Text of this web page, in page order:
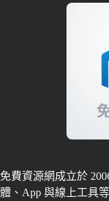
免費資源網成立於
體、App 與線上工具